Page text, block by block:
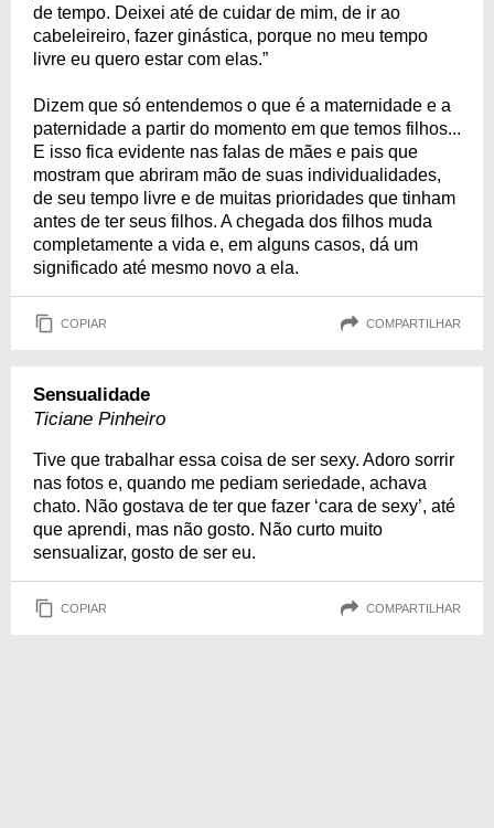
de tempo. Deixei até de cuidar de mim, de ir ao
cabeleireiro, fazer ginástica, porque no meu tempo
livre eu quero estar com elas.”
Dizem que só entendemos o que é a maternidade e a
paternidade a partir do momento em que temos filhos...
E isso fica evidente nas falas de mães e pais que
mostram que abriram mão de suas individualidades,
de seu tempo livre e de muitas prioridades que tinham
antes de ter seus filhos. A chegada dos filhos muda
completamente a vida e, em alguns casos, dá um
significado até mesmo novo a ela.
COPIAR COMPARTILHAR
Sensualidade
Ticiane Pinheiro
Tive que trabalhar essa coisa de ser sexy. Adoro sorrir
nas fotos e, quando me pediam seriedade, achava
chato. Não gostava de ter que fazer ‘cara de sexy’, até
que aprendi, mas não gosto. Não curto muito
sensualizar, gosto de ser eu.
COPIAR COMPARTILHAR